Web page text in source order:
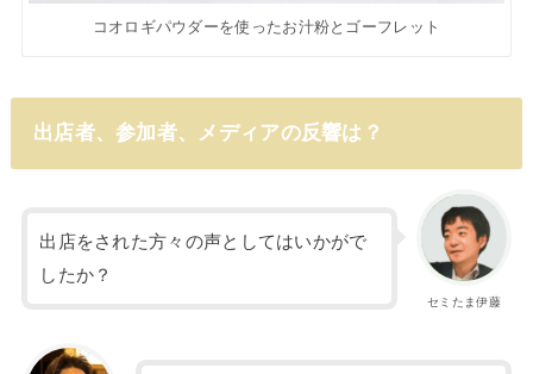
コオロギパウダーを使ったお汁粉とゴーフレット
出店者、参加者、メディアの反響は？
セミたま伊藤
出店をされた方々の声としてはいかがで
したか？